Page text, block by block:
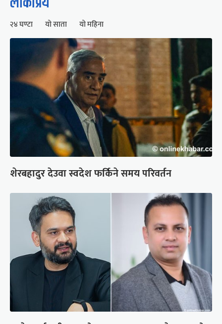
२४ घण्टा यो साता यो महिना
शेरबहादुर देउवा स्वदेश फर्किने समय परिवर्तन